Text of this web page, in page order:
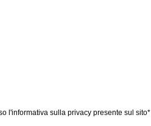
l'informativa sulla privacy presente sul sito*